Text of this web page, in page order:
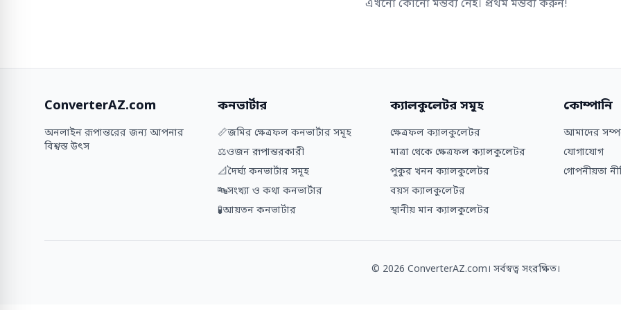
এখনো কোনো মন্তব্য নেই। প্রথম মন্তব্য করুন!
ConverterAZ.com
অনলাইন রূপান্তরের জন্য আপনার
বিশ্বস্ত উৎস
কনভার্টার
📏জমির ক্ষেত্রফল কনভার্টার সমূহ
⚖️ওজন রূপান্তরকারী
📐দৈর্ঘ্য কনভার্টার সমূহ
🔤সংখ্যা ও কথা কনভার্টার
🧪আয়তন কনভার্টার
ক্যালকুলেটর সমূহ
ক্ষেত্রফল ক্যালকুলেটর
মাত্রা থেকে ক্ষেত্রফল ক্যালকুলেটর
পুকুর খনন ক্যালকুলেটর
বয়স ক্যালকুলেটর
স্থানীয় মান ক্যালকুলেটর
কোম্পানি
আমাদের
যোগাযোগ
গোপনীয়তা
© 2026 ConverterAZ.com। সর্বস্বত্ব সংরক্ষিত।